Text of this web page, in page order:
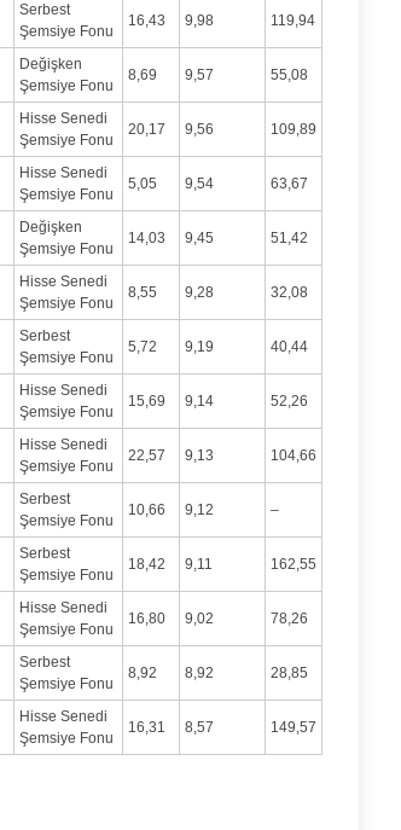
Serbest
Şemsiye Fonu
16,43 9,98 119,94
Değişken
Şemsiye Fonu
8,69 9,57 55,08
Hisse Senedi
Şemsiye Fonu
20,17 9,56 109,89
Hisse Senedi
Şemsiye Fonu
5,05 9,54 63,67
Değişken
Şemsiye Fonu
14,03 9,45 51,42
Hisse Senedi
Şemsiye Fonu
8,55 9,28 32,08
Serbest
Şemsiye Fonu
5,72 9,19 40,44
Hisse Senedi
Şemsiye Fonu
15,69 9,14 52,26
Hisse Senedi
Şemsiye Fonu
22,57 9,13 104,66
Serbest
Şemsiye Fonu
10,66 9,12 –
Serbest
Şemsiye Fonu
18,42 9,11 162,55
Hisse Senedi
Şemsiye Fonu
16,80 9,02 78,26
Serbest
Şemsiye Fonu
8,92 8,92 28,85
Hisse Senedi
Şemsiye Fonu
16,31 8,57 149,57